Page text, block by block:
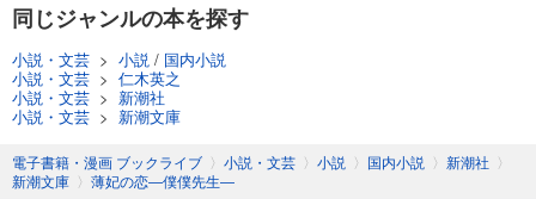
同じジャンルの本を探す
小説・文芸 > 小説 / 国内小説
小説・文芸 > 仁木英之
小説・文芸 > 新潮社
小説・文芸 > 新潮文庫
電子書籍・漫画 ブックライブ 〉 小説・文芸 〉 小説 〉 国内小説 〉 新潮社 〉
新潮文庫 〉 薄妃の恋―僕僕先生―